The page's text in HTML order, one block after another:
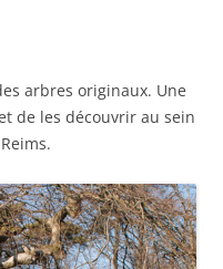
arbres originaux. Une
de les découvrir au sein